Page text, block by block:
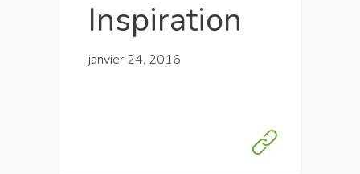
Inspiration
janvier 24, 2016